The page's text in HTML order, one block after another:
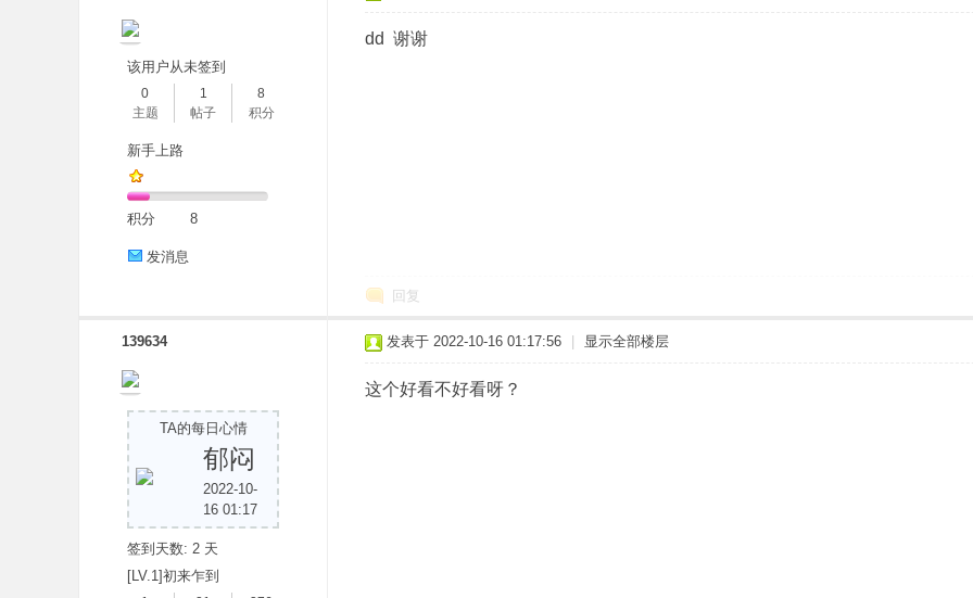
该用户从未签到
0
主题
1
帖子
8
积分
新手上路
积分 8
发消息
dd 谢谢
回复
139634
TA的每日心情
郁闷
2022-10-
16 01:17
签到天数: 2 天
[LV.1]初来乍到
发表于 2022-10-16 01:17:56 显示全部楼层
这个好看不好看呀？